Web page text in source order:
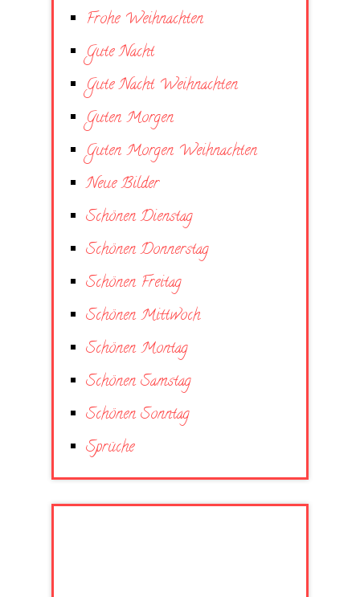
Frohe Weihnachten
Gute Nacht
Gute Nacht Weihnachten
Guten Morgen
Guten Morgen Weihnachten
Neue Bilder
Schönen Dienstag
Schönen Donnerstag
Schönen Freitag
Schönen Mittwoch
Schönen Montag
Schönen Samstag
Schönen Sonntag
Sprüche